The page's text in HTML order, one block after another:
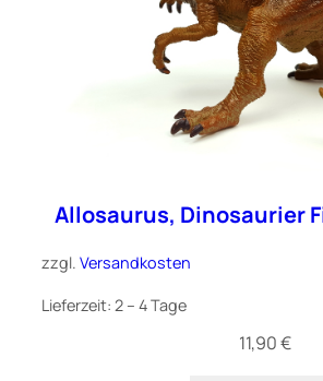
Allosaurus, Dinosaurier
zzgl. Versandkosten
Lieferzeit: 2 – 4 Tage
11,90€